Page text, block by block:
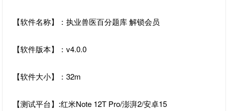
【软件名称】：执业兽医百分题库 解锁会员
【软件版本】：v4.0.0
【软件大小】：32m
【测试平台】:红米Note 12T Pro/澎湃2/安卓15